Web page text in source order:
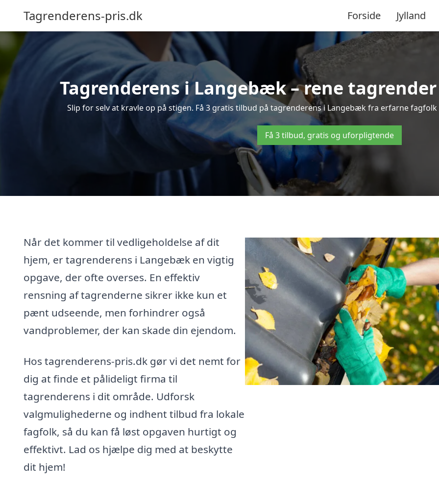
Tagrenderens-pris.dk Forside Jylland
Tagrenderens i Langebæk – rene
Slip for selv at kravle op på stigen. Få 3 gratis tilbud på tagrenderens i Langebæk fra erfarne
Få 3 tilbud, gratis og uforpligtende
Når det kommer til vedligeholdelse af dit
hjem, er tagrenderens i Langebæk en vigtig
opgave, der ofte overses. En effektiv
rensning af tagrenderne sikrer ikke kun et
pænt udseende, men forhindrer også
vandproblemer, der kan skade din ejendom.
Hos tagrenderens-pris.dk gør vi det nemt for
dig at finde et pålideligt firma til
tagrenderens i dit område. Udforsk
valgmulighederne og indhent tilbud fra lokale
fagfolk, så du kan få løst opgaven hurtigt og
effektivt. Lad os hjælpe dig med at beskytte
dit hjem!